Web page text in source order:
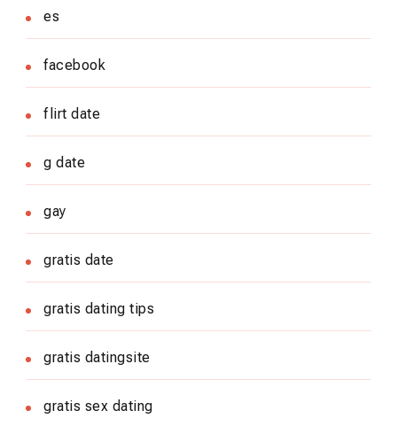
es
facebook
flirt date
g date
gay
gratis date
gratis dating tips
gratis datingsite
gratis sex dating